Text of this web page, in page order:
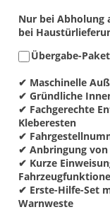
Nur bei Abholung
bei
Übergabe-
✔ Maschinelle
✔ Gründliche
✔ Fachgerechte
Kleberesten
✔
✔ Anbringung
✔ Kurze
✔ Erste-Hilfe-Set
Warnweste